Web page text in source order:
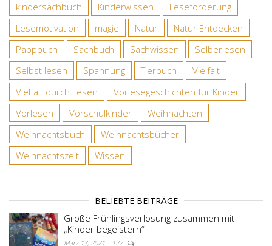
kindersachbuch
Kinderwissen
Leseförderung
Lesemotivation
magie Natur
Natur Entdecken
Pappbuch
Sachbuch Sachwissen
Selberlesen
Selbst lesen
Spannung Tierbuch
Vielfalt
Vielfalt durch Lesen
Vorlesegeschichten für Kinder
Vorlesen
Vorschulkinder
Weihnachten
Weihnachtsbuch
Weihnachtsbücher
Weihnachtszeit
Wissen
BELIEBTE BEITRÄGE
Große Frühlingsverlosung zusammen mit
„Kinder begeistern“
März 13, 2021 127